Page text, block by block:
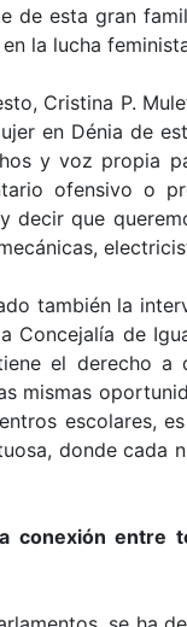
de esta gran
la lucha
Cristina P.
en Dénia de
y voz propia
ofensivo o
decir que
también la
Concejalía de
el derecho
mismas
escolares,
donde cada
conexión entre